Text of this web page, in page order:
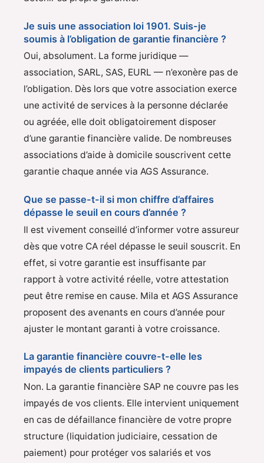
Je suis une association loi 1901. Suis-je
soumis à l’obligation de garantie financière ?
Oui, absolument. La forme juridique —
association, SARL, SAS, EURL — n’exonère pas de
l’obligation. Dès lors que votre association exerce
une activité de services à la personne déclarée
ou agréée, elle doit obligatoirement disposer
d’une garantie financière valide. De nombreuses
associations d’aide à domicile souscrivent cette
garantie chaque année via AGS Assurance.
Que se passe-t-il si mon chiffre d’affaires
dépasse le seuil en cours d’année ?
Il est vivement conseillé d’informer votre assureur
dès que votre CA réel dépasse le seuil souscrit. En
effet, si votre garantie est insuffisante par
rapport à votre activité réelle, votre attestation
peut être remise en cause. Mila et AGS Assurance
proposent des avenants en cours d’année pour
ajuster le montant garanti à votre croissance.
La garantie financière couvre-t-elle les
impayés de clients particuliers ?
Non. La garantie financière SAP ne couvre pas les
impayés de vos clients. Elle intervient uniquement
en cas de défaillance financière de votre propre
structure (liquidation judiciaire, cessation de
paiement) pour protéger vos salariés et vos